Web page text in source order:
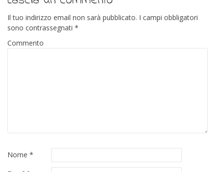
Il tuo indirizzo email non sarà pubblicato. I campi obbligatori
sono contrassegnati *
Commento
Nome *